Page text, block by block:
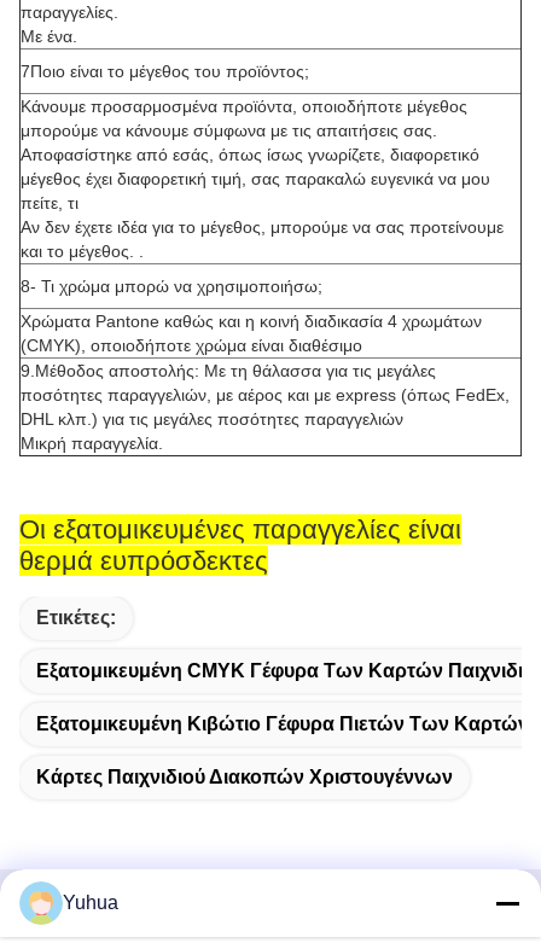
παραγγελίες.
Με ένα.
7Ποιο είναι το μέγεθος του προϊόντος;
Κάνουμε προσαρμοσμένα προϊόντα, οποιοδήποτε μέγεθος
μπορούμε να κάνουμε σύμφωνα με τις απαιτήσεις σας.
Αποφασίστηκε από εσάς, όπως ίσως γνωρίζετε, διαφορετικό
μέγεθος έχει διαφορετική τιμή, σας παρακαλώ ευγενικά να μου
πείτε, τι
Αν δεν έχετε ιδέα για το μέγεθος, μπορούμε να σας προτείνουμε
και το μέγεθος. .
8- Τι χρώμα μπορώ να χρησιμοποιήσω;
Χρώματα Pantone καθώς και η κοινή διαδικασία 4 χρωμάτων
(CMYK), οποιοδήποτε χρώμα είναι διαθέσιμο
9.Μέθοδος αποστολής: Με τη θάλασσα για τις μεγάλες
ποσότητες παραγγελιών, με αέρος και με express (όπως FedEx,
DHL κλπ.) για τις μεγάλες ποσότητες παραγγελιών
Μικρή παραγγελία.
Οι εξατομικευμένες παραγγελίες είναι
θερμά ευπρόσδεκτες
Ετικέτες:
Εξατομικευμένη CMYK Γέφυρα Των Καρτών
Εξατομικευμένη Κιβώτιο Γέφυρα Πιετών Των Καρτών
Κάρτες Παιχνιδιού Διακοπών Χριστουγέννων
Γρήγορη επικοινωνία
Yuhua